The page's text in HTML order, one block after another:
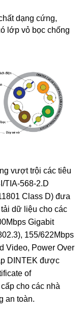
dạng cứng,
lớp vỏ bọc chống
vượt trội các tiêu
TIA-568-2.D
Class D) đưa
dữ liệu cho các
Gigabit
155/622Mbps
Video, Power Over
DINTEK được
of
cho các nhà
an toàn.